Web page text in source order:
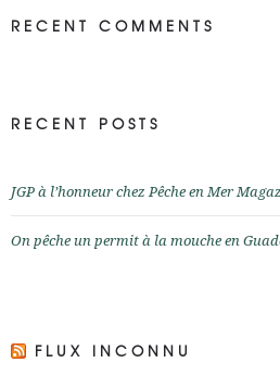
RECENT COMMENTS
RECENT POSTS
JGP à l’honneur chez Pêche en Mer
On pêche un permit à la mouche en
FLUX INCONNU